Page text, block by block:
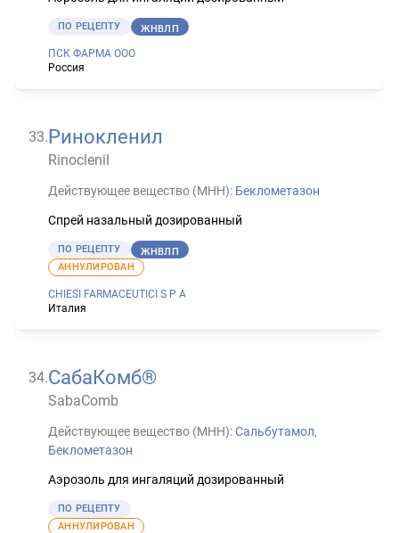
ПО РЕЦЕПТУ ЖНВЛП
ПСК ФАРМА ООО
Россия
33.Ринокленил
Rinoclenil
Действующее вещество (МНН): Беклометазон
Спрей назальный дозированный
ПО РЕЦЕПТУ ЖНВЛП
CHIESI FARMACEUTICI S P A
Италия
АННУЛИРОВАН
34.СабаКомб®
SabaComb
Действующее вещество (МНН):Сальбутамол,
Беклометазон
Аэрозоль для ингаляций дозированный
ПО РЕЦЕПТУ
АННУЛИРОВАН